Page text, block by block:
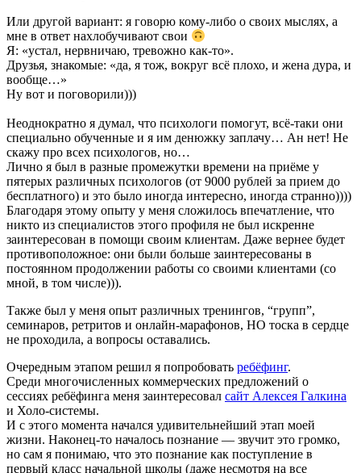
Или другой вариант: я говорю кому-либо о своих мыслях, а
мне в ответ нахлобучивают свои
Я: «устал, нервничаю, тревожно как-то».
Друзья, знакомые: «да, я тож, вокруг всё плохо, и жена дура, и
вообще…»
Ну вот и поговорили)))
Неоднократно я думал, что психологи помогут, всё-таки они
специально обученные и я им денюжку заплачу… Ан нет! Не
скажу про всех психологов, но…
Лично я был в разные промежутки времени на приёме у
пятерых различных психологов (от 9000 рублей за прием до
бесплатного) и это было иногда интересно, иногда странно))))
Благодаря этому опыту у меня сложилось впечатление, что
никто из специалистов этого профиля не был искренне
заинтересован в помощи своим клиентам. Даже вернее будет
противоположное: они были больше заинтересованы в
постоянном продолжении работы со своими клиентами (со
мной, в том числе))).
Также был у меня опыт различных тренингов, “групп”,
семинаров, ретритов и онлайн-марафонов, НО тоска в сердце
не проходила, а вопросы оставались.
Очередным этапом решил я попробовать ребёфинг.
Среди многочисленных коммерческих предложений о
сессиях ребёфинга меня заинтересовал сайт Алексея Галкина
и Холо-системы.
И с этого момента начался удивительнейший этап моей
жизни. Наконец-то началось познание — звучит это громко,
но сам я понимаю, что это познание как поступление в
первый класс начальной школы (даже несмотря на все